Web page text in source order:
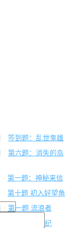
签到题：乱世鬼雄
第六题：消失的岛
第一题：神秘来信
第十题 初入好望角
第一题 流浪者
第一题 初世纪